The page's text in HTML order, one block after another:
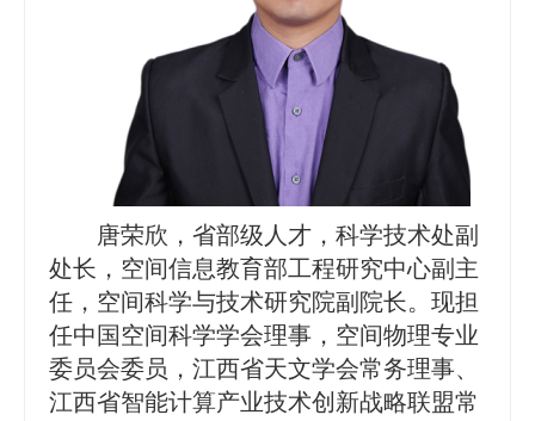
唐荣欣，省部级人才， 科学技术处副
处长，空间信息教育部工程研究中心副主
任，空间科学与技术研究院副院长。现担
任中国空间科学学会理事，空间物理专业
委员会委员，江西省天文学会常务理事、
江西省智能计算产业技术创新战略联盟常